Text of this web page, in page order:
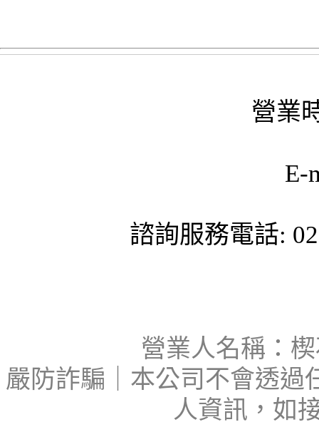
營業
E-
諮詢服務電話:
營業人名稱：
嚴防詐騙｜本公司不會透過
人資訊，如